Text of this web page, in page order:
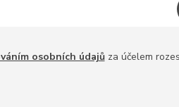
osobních údajůza účelem